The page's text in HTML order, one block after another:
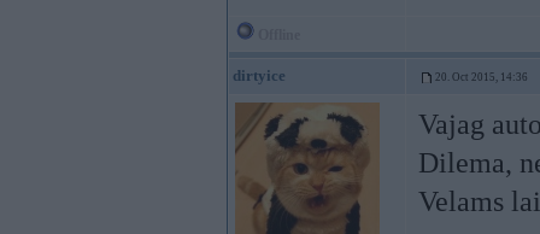
dirtyice 20. Oct 2015, 14:36
Vajag
Dilema,
Velams